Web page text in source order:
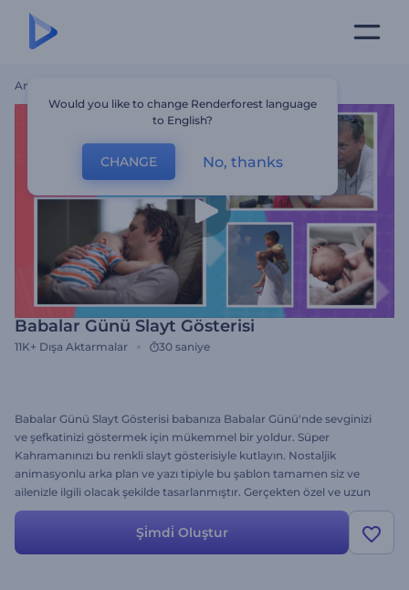
Ana Sayfa
Babalar Günü Slayt Gösterisi
11K+ Dışa Aktarmalar 30 saniye
Babalar Günü Slayt Gösterisi babanıza Babalar Günü'nde sevginizi
ve şefkatinizi göstermek için mükemmel bir yoldur. Süper
Kahramanınızı bu renkli slayt gösterisiyle kutlayın. Nostaljik
animasyonlu arka plan ve yazı tipiyle bu şablon tamamen siz ve
ailenizle ilgili olacak şekilde tasarlanmıştır. Gerçekten özel ve uzun
sürecek bir hediye verin. Hemen deneyin ve Babalar Günü Slayt
Gösterisini izlerkenki heyecanlarını görün.
Şi̇mdi̇ Oluştur
Would you like to change Renderforest language
to English?
CHANGE No, thanks